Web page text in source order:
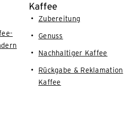
Kaffee
Zubereitung
Genuss
Nachhaltiger Kaffee
Rückgabe & Reklamation
Kaffee